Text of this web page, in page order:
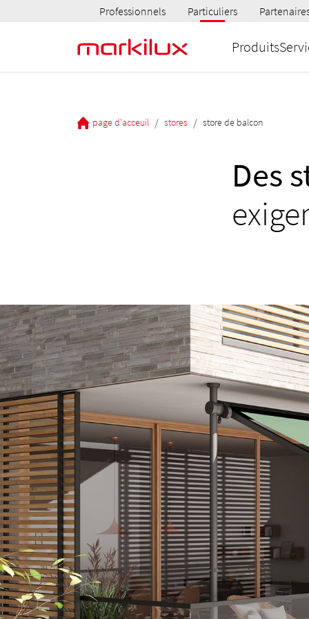
Professionnels Particuliers
Produits
page d'acceuil / stores / store de balcon
Des